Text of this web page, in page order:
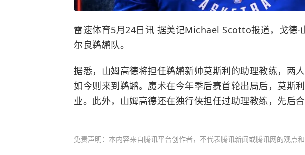
雷速体育5月24日讯 据美记Michael Scotto报道，戈德·
尔良鹈鹕队。
据悉，山姆高德将担任鹈鹕新帅莫斯利的助理教练，两
如今则来到鹈鹕。魔术在今年季后赛首轮出局后，莫斯
业。此外，山姆高德还在独行侠担任过助理教练，先后
免责声明：本内容来自腾讯平台创作者，不代表腾讯新闻或腾讯网的观点和